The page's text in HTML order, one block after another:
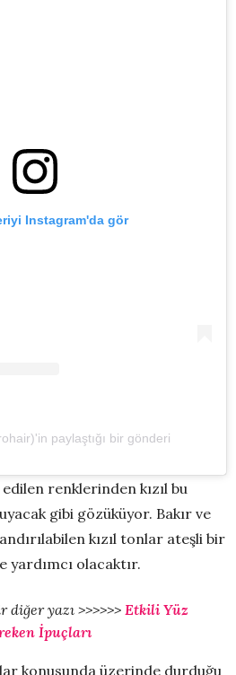
Instagram'da gör
paylaştığı bir gönderi
renklerinden kızıl bu
gibi gözüküyor. Bakır ve
kızıl tonlar ateşli bir
olacaktır.
yazı >>>>>> Etkili Yüz
İpuçları
konusunda üzerinde durduğu